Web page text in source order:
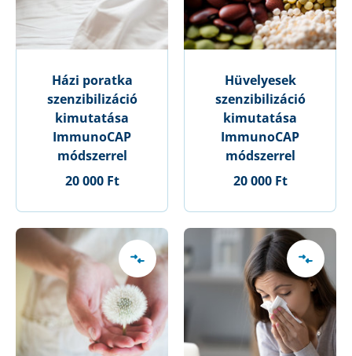
Házi poratka
szenzibilizáció
kimutatása
ImmunoCAP
módszerrel
20 000 Ft
Hüvelyesek
szenzibilizáció
kimutatása
ImmunoCAP
módszerrel
20 000 Ft